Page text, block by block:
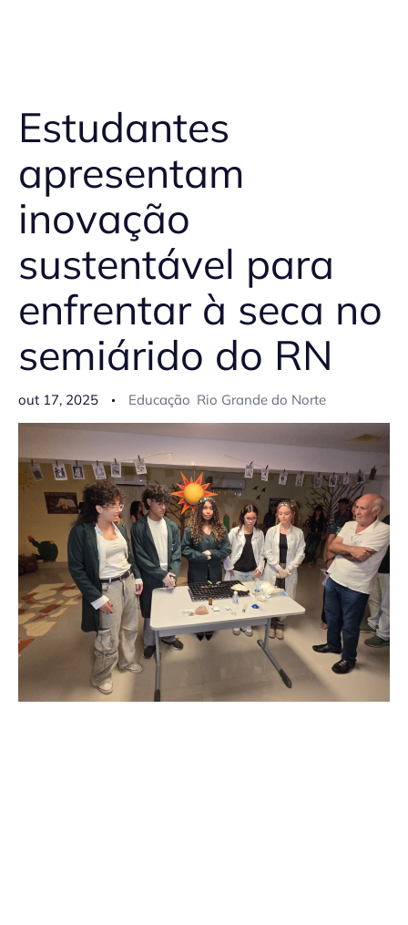
Estudantes
apresentam
inovação
sustentável para
enfrentar à seca no
semiárido do RN
out 17, 2025 Educação Rio Grande do Norte